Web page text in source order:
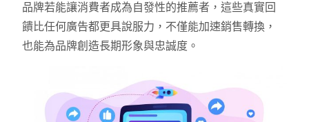
品牌若能讓消費者成為自發性的推薦者，這些真實回
饋比任何廣告都更具說服力，不僅能加速銷售轉換，
也能為品牌創造長期形象與忠誠度。